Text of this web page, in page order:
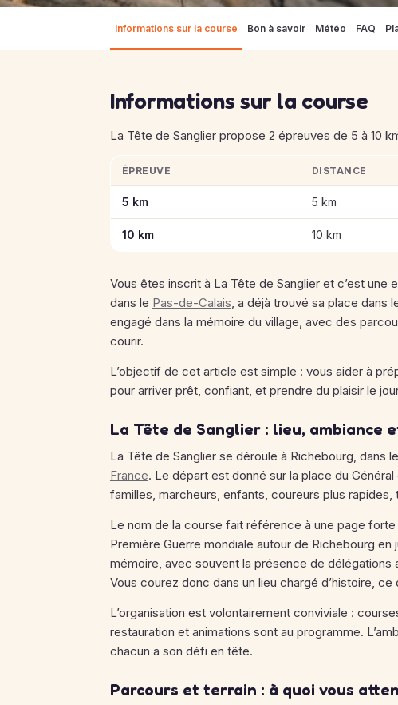
Informations sur la course Bon à savoir Météo FAQ
Informations sur la course
La Tête de Sanglier propose 2 épreuves de 5 à 10
Informations clés des épreuves de La Tête de
ÉPREUVE DISTANCE
5 km 5 km
10 km 10 km
Vous êtes inscrit à La Tête de Sanglier et c’est
dans le Pas-de-Calais, a déjà trouvé sa place dans
engagé dans la mémoire du village, avec des
courir.
L’objectif de cet article est simple : vous aider à
pour arriver prêt, confiant, et prendre du plaisir le
La Tête de Sanglier : lieu, ambiance
La Tête de Sanglier se déroule à Richebourg, dans le
France. Le départ est donné sur la place du
familles, marcheurs, enfants, coureurs plus
Le nom de la course fait référence à une page
Première Guerre mondiale autour de Richebourg en
mémoire, avec souvent la présence de
Vous courez donc dans un lieu chargé d’histoire,
L’organisation est volontairement conviviale :
restauration et animations sont au programme.
chacun a son défi en tête.
Parcours et terrain : à quoi vous